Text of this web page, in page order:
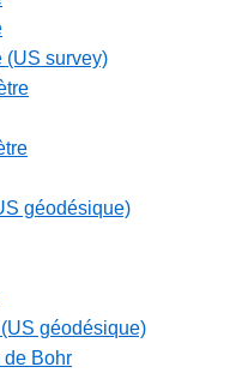
(US survey)
géodésique)
géodésique)
de Bohr